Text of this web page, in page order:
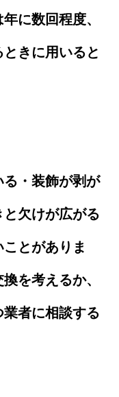
に数回程度、
きに用いると
・装飾が剥が
欠けが広がる
とがありま
を考えるか、
者に相談する